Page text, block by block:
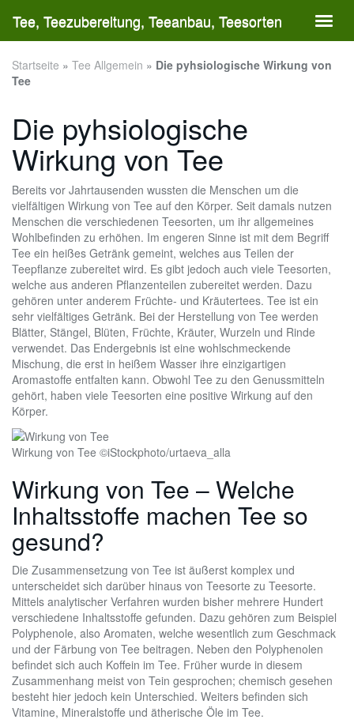
main
Tee, Teezubereitung, Teeanbau, Teesorten
Startseite » Tee Allgemein » Die pyhsiologische Wirkung von
Tee
Die pyhsiologische
Wirkung von Tee
Bereits vor Jahrtausenden wussten die Menschen um die
vielfältigen Wirkung von Tee auf den Körper. Seit damals nutzen
Menschen die verschiedenen Teesorten, um ihr allgemeines
Wohlbefinden zu erhöhen. Im engeren Sinne ist mit dem Begriff
Tee ein heißes Getränk gemeint, welches aus Teilen der
Teepflanze zubereitet wird. Es gibt jedoch auch viele Teesorten,
welche aus anderen Pflanzenteilen zubereitet werden. Dazu
gehören unter anderem Früchte- und Kräutertees. Tee ist ein
sehr vielfältiges Getränk. Bei der Herstellung von Tee werden
Blätter, Stängel, Blüten, Früchte, Kräuter, Wurzeln und Rinde
verwendet. Das Endergebnis ist eine wohlschmeckende
Mischung, die erst in heißem Wasser ihre einzigartigen
Aromastoffe entfalten kann. Obwohl Tee zu den Genussmitteln
gehört, haben viele Teesorten eine positive Wirkung auf den
Körper.
Wirkung von Tee ©iStockphoto/urtaeva_alla
Wirkung von Tee – Welche
Inhaltsstoffe machen Tee so
gesund?
Die Zusammensetzung von Tee ist äußerst komplex und
unterscheidet sich darüber hinaus von Teesorte zu Teesorte.
Mittels analytischer Verfahren wurden bisher mehrere Hundert
verschiedene Inhaltsstoffe gefunden. Dazu gehören zum Beispiel
Polyphenole, also Aromaten, welche wesentlich zum Geschmack
und der Färbung von Tee beitragen. Neben den Polyphenolen
befindet sich auch Koffein im Tee. Früher wurde in diesem
Zusammenhang meist von Tein gesprochen; chemisch gesehen
besteht hier jedoch kein Unterschied. Weiters befinden sich
Vitamine, Mineralstoffe und ätherische Öle im Tee.